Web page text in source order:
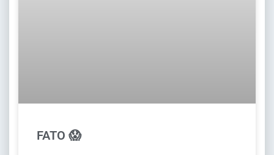
FATO 😱